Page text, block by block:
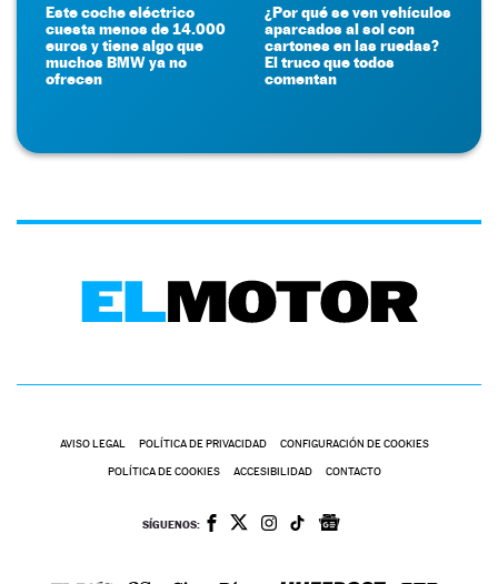
Este coche eléctrico
cuesta menos de 14.000
euros y tiene algo que
muchos BMW ya no
ofrecen
¿Por qué se ven vehículos
aparcados al sol con
cartones en las ruedas?
El truco que todos
comentan
AVISO LEGAL POLÍTICA DE PRIVACIDAD CONFIGURACIÓN DE COOKIES
POLÍTICA DE COOKIES ACCESIBILIDAD CONTACTO
SÍGUENOS: